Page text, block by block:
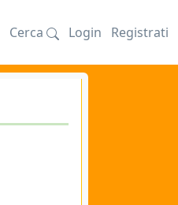
Cerca Login Registrati